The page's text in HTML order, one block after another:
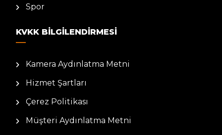
Spor
KVKK BILGILENDIRMESI
Kamera Aydınlatma Metni
Hizmet Şartları
Çerez Politikası
Müşteri Aydınlatma Metni